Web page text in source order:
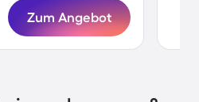
Zum Angebot